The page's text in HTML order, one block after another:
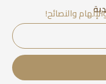
والنصائح!